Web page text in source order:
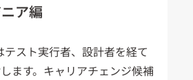
ア編
スト実行者、設計者を経て
ます。キャリアチェンジ候補